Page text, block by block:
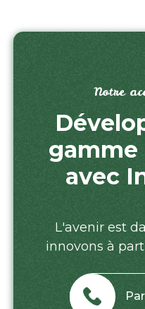
Notre
avec
L'avenir est
innovons à